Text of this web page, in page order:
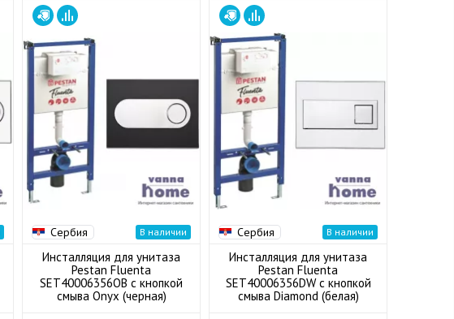
Сербия В наличии
Инсталляция для унитаза
Pestan Fluenta
SET40006356OB с кнопкой
смыва Onyx (черная)
Сербия В наличии
Инсталляция для унитаза
Pestan Fluenta
SET40006356DW с кнопкой
смыва Diamond (белая)